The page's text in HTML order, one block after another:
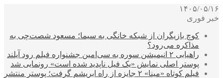
۱۴۰۵/۰۵/۱۶
خبر فوری
کوچ بازیگران از شبکه خانگی به سیما؛ مسعود شصت‌چی به
مذاکره می‌رود؟
راهیابی ۲ انیمیشن سوره به سی‌امین جشنواره فیلم رود آیلند
پوستر اصلی نمایش «یک فیل ناپدید شده است» رونمایی شد
فیلم کوتاه «مینا» ۲ جایزه از راه ابریشم گرفت؛ پوستر منتشر